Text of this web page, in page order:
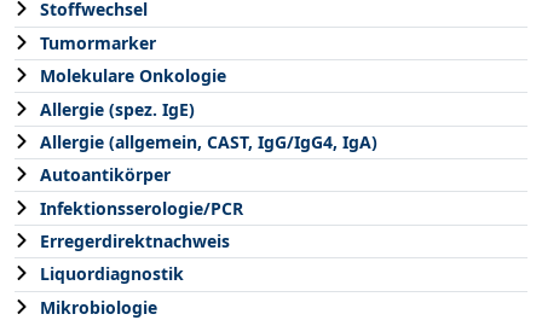
Stoffwechsel
Tumormarker
Molekulare Onkologie
Allergie (spez. IgE)
Allergie (allgemein, CAST, IgG/IgG4, IgA)
Autoantikörper
Infektionsserologie/PCR
Erregerdirektnachweis
Liquordiagnostik
Mikrobiologie